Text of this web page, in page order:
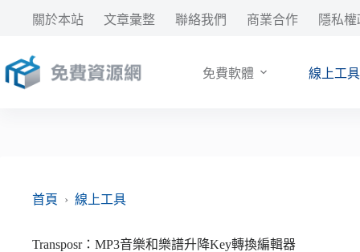
要
內
關於本站 文章彙整 聯絡我們 商業合作 隱私
免費軟體 線上工具
首頁 › 線上工具
Transposr：MP3音樂和樂譜升降Key轉換編輯器